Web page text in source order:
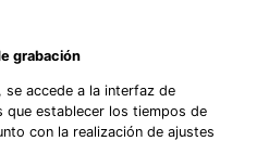
grabación
accede a la interfaz de
que establecer los tiempos de
con la realización de ajustes